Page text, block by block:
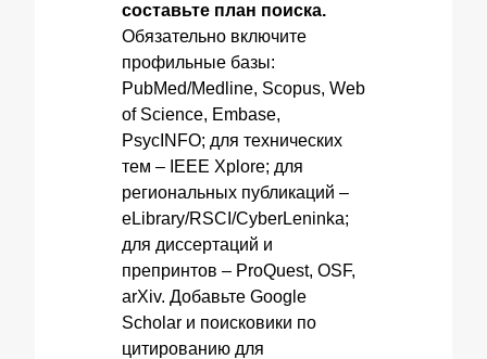
составьте план поиска.
Обязательно включите
профильные базы:
PubMed/Medline, Scopus, Web
of Science, Embase,
PsycINFO; для технических
тем – IEEE Xplore; для
региональных публикаций –
eLibrary/RSCI/CyberLeninka;
для диссертаций и
препринтов – ProQuest, OSF,
arXiv. Добавьте Google
Scholar и поисковики по
цитированию для